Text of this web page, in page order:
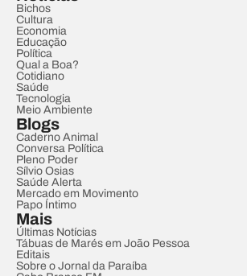
Bichos
Cultura
Economia
Educação
Política
Qual a Boa?
Cotidiano
Saúde
Tecnologia
Meio Ambiente
Blogs
Caderno Animal
Conversa Política
Pleno Poder
Sílvio Osias
Saúde Alerta
Mercado em Movimento
Papo Íntimo
Mais
Últimas Notícias
Tábuas de Marés em João Pessoa
Editais
Sobre o Jornal da Paraíba